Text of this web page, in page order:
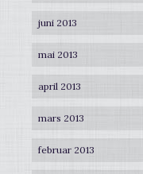
juni 2013
mai 2013
april 2013
mars 2013
februar 2013